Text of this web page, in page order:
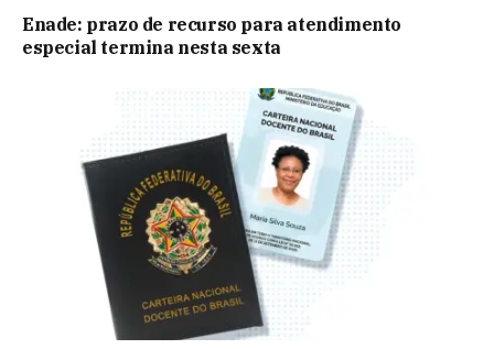
Enade: prazo de recurso para atendimento
especial termina nesta sexta